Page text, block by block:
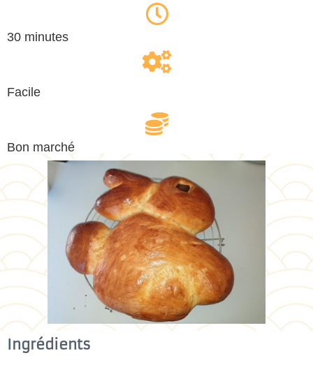
30 minutes
Facile
Bon marché
Ingrédients